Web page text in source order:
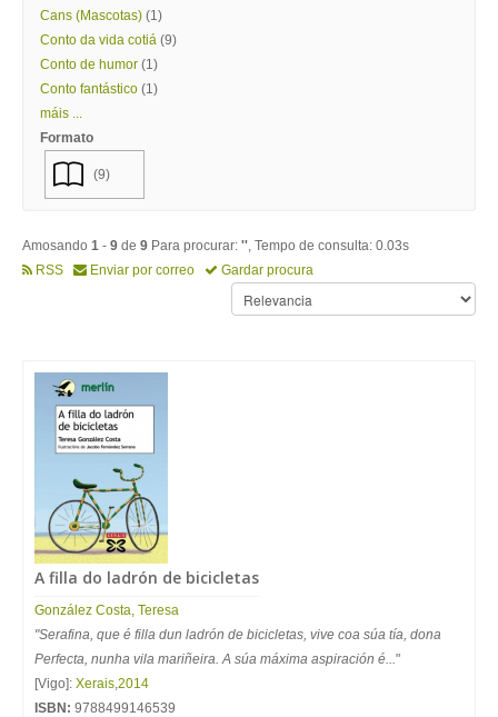
Cans (Mascotas) (1)
Conto da vida cotiá (9)
Conto de humor (1)
Conto fantástico (1)
máis ...
Formato
(9)
Amosando 1 - 9 de 9 Para procurar: '', Tempo de consulta: 0.03s
RSS
Enviar por correo Gardar procura
A filla do ladrón de bicicletas
González Costa, Teresa
"Serafina, que é filla dun ladrón de bicicletas, vive coa súa tía, dona
Perfecta, nunha vila mariñeira. A súa máxima aspiración é..."
[Vigo]: Xerais,2014
ISBN: 9788499146539